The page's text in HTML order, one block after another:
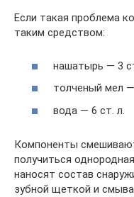
Если такая проблема
таким средством:
нашатырь — 3
толченый мел —
вода — 6 ст. л.
Компоненты
получиться
наносят состав
зубной щеткой и